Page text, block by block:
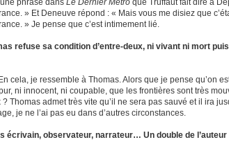
une phrase dans Le Dernier Métro que Truffaut fait dire à
» Et Deneuve répond : « Mais vous me disiez que
» Je pense que c’est intimement lié.
refuse sa condition d’entre-deux, ni vivant ni mort
cela, je ressemble à Thomas. Alors que je pense qu’on
ni innocent, ni coupable, que les frontières sont très
? Thomas admet très vite qu’il ne sera pas sauvé et il ira
je ne l’ai pas eu dans d’autres circonstances.
écrivain, observateur, narrateur… Un double de l’auteur